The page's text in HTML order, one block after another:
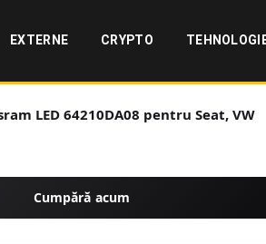
EXTERNE CRYPTO
LED 64210DA08 pentru Seat, VW
Cumpără acum